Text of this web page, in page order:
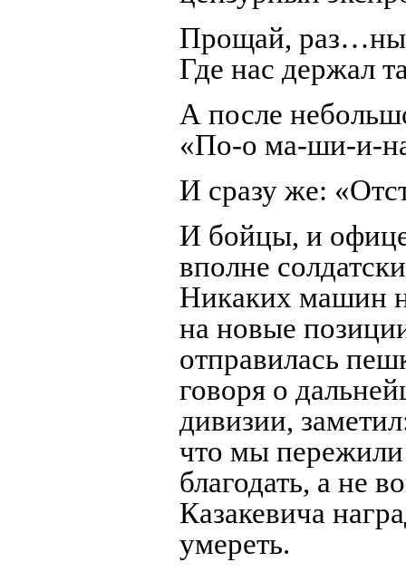
Прощай,
Где нас держал
А после
«По-о ма-ши-и-
И сразу же:
И бойцы, и
вполне
Никаких машин
на новые
отправилась
говоря о
дивизии,
что мы
благодать, а не
Казакевича
умереть.